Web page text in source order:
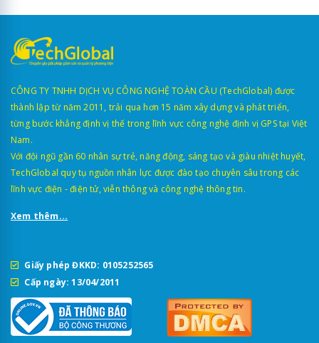
CÔNG TY TNHH DỊCH VỤ CÔNG NGHỆ TOÀN CẦU (TechGlobal) được
thành lập từ năm 2011, trải qua hơn 15 năm xây dựng và phát triển,
từng bước khẳng định vị thế trong lĩnh vực công nghệ định vị GPS tại Việt
Nam.
Với đội ngũ gần 60 nhân sự trẻ, năng động, sáng tạo và giàu nhiệt huyết,
TechGlobal quy tụ nguồn nhân lực được đào tạo chuyên sâu trong các
lĩnh vực điện - điện tử, viễn thông và công nghệ thông tin.
Xem thêm...
Giấy phép ĐKKD: 0105252565
Cấp ngày: 13/04/2011